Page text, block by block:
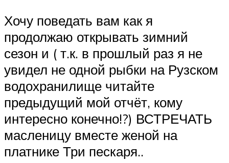
Хочу поведать вам как я
продолжаю открывать зимний
сезон и ( т.к. в прошлый раз я не
увидел не одной рыбки на Рузском
водохранилище читайте
предыдущий мой отчёт, кому
интересно конечно!?) ВСТРЕЧАТЬ
масленицу вместе женой на
платнике Три пескаря..